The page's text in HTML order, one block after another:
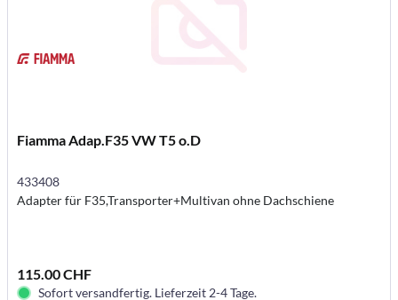
Fiamma Adap.F35 VW T5 o.D
433408
Adapter für F35,Transporter+Multivan ohne Dachschiene
115.00 CHF
Sofort versandfertig. Lieferzeit 2-4 Tage.